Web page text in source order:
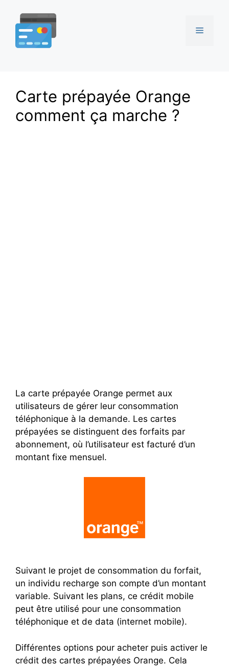
contenu
Menu
Carte prépayée Orange
comment ça marche ?
La carte prépayée Orange permet aux
utilisateurs de gérer leur consommation
téléphonique à la demande. Les cartes
prépayées se distinguent des forfaits par
abonnement, où l’utilisateur est facturé d’un
montant fixe mensuel.
Suivant le projet de consommation du forfait,
un individu recharge son compte d’un montant
variable. Suivant les plans, ce crédit mobile
peut être utilisé pour une consommation
téléphonique et de data (internet mobile).
Différentes options pour acheter puis activer le
crédit des cartes prépayées Orange. Cela